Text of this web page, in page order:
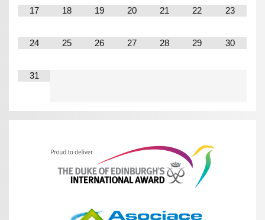
17 18 19 20 21 22 23
24 25 26 27 28 29 30
31